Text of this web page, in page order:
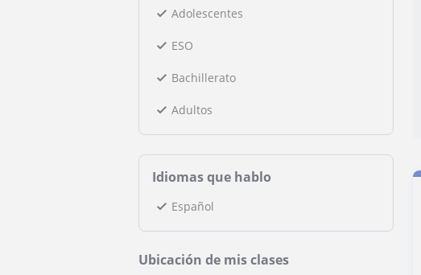
Adolescentes
ESO
Bachillerato
Adultos
Idiomas que hablo
Español
Ubicación de mis clases